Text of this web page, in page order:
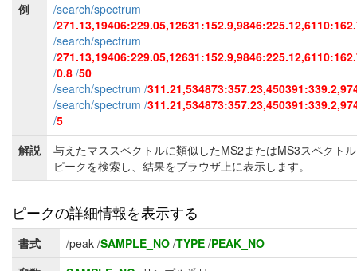
例
/search/spectrum
/
/search/spectrum
/
/0.8 /50
/search/spectrum /
/search/spectrum /
/5
解説
与えたマススペクトルに類似したMS2またはMS3スペクト
ピークを検索し、結果をブラウザ上に表示します。
ピークの詳細情報を表示する
書式 /peak /SAMPLE_NO /TYPE /PEAK_NO